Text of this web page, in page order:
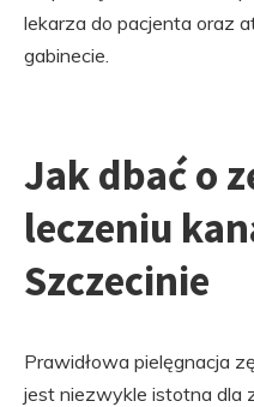
lekarza do pacjenta oraz
gabinecie.
Jak dbać o
leczeniu
Szczecinie
Prawidłowa pielęgnacja
jest niezwykle istotna dla